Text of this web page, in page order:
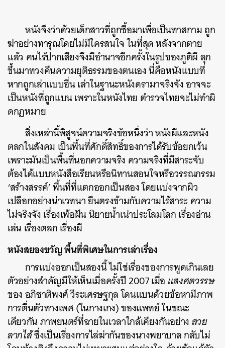
หนังจึงว่าด้วยเด็กสาวที่ถูกซื้อมาเพื่อเป็นทาสกาม ถูก
ฆ่าอย่างทารุณโดยไม่มีใครสนใจ ในที่สุด หลังจากตาย
แล้ว คนไร้ปากเสียงจึงมีอำนาจอีกครั้งในรูปของภูติผี ลุก
ขึ้นมาทวงคืนความยุติธรรมของตนเอง นี่คือหนังแบบที่
หากถูกเล่าแบบอื่น เล่าในฐานะหนังดรามาจริงจัง อาจจะ
เป็นหนังที่ถูกแบน เพราะในหนังไทย ตำรวจไทยจะไม่ทำผิ
ดกฏหมาย
สิ่งเหล่านี้พิสูจน์ความจริงข้อหนึ่งว่า หนังผีและหนัง
ตลกในสังคม เป็นพื้นที่ศักดิ์สิทธิ์ของการได้รับข้อยกเว้น
เพราะมันเป็นพื้นที่นอกความจริง ความจริงที่มีสาระจับ
ต้องได้แบบหนังสือเรียนหรือนิทานสอนใจหรือวรรณกรรม
‘สร้างสรรค์’ พื้นที่ที่แตกออกเป็นสอง โดยแบ่งจากผิว
เปลือกอย่างน่าเวทนา ยืนตรงข้ามกับความไร้สาระ ความ
ไม่จริงจัง เรื่องเพ้อฝัน นิยายน้ำเน่าประโลมโลก เรื่องอ่าน
เล่น เรื่องตลก เรื่องผี
หนังสยองขวัญ พื้นที่พิเศษในการเล่าเรื่อง
การแบ่งออกเป็นสองนี้ ไม่ใช่เรื่องของการพูดเกินเลย
ตัวอย่างสำคัญมีให้เห็นเมื่อครั้งปี 2007 เมื่อ แสงศตวรรษ
ของ อภิชาติพงศ์ วีระเศรษฐกุล โดนแบนด้วยข้อหามีภาพ
การตื่นตัวทางเพศ (ในกางเกง) ของแพทย์ ในขณะ
เดียวกัน ภาพยนตร์ที่ฉายในเวลาใกล้เคียงกันอย่างสวย
ลากไส้ซึ่งเป็นเรื่องการไล่ฆ่ากันของนางพยาบาล กลับไม่